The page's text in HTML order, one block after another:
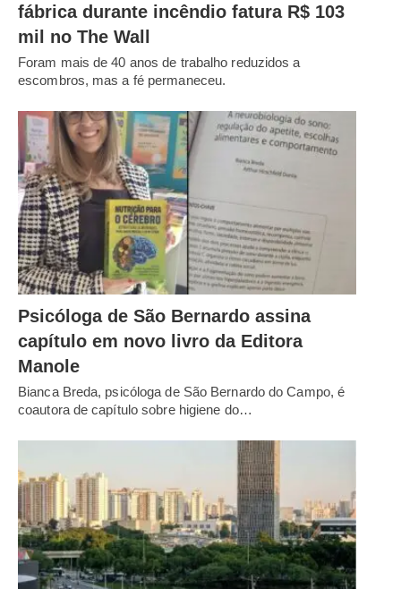
fábrica durante incêndio fatura R$ 103
mil no The Wall
Foram mais de 40 anos de trabalho reduzidos a
escombros, mas a fé permaneceu.
Psicóloga de São Bernardo assina
capítulo em novo livro da Editora
Manole
Bianca Breda, psicóloga de São Bernardo do Campo, é
coautora de capítulo sobre higiene do…